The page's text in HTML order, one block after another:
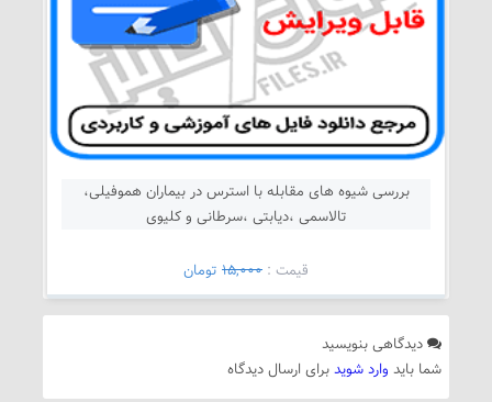
بررسی شیوه های مقابله با استرس در بیماران هموفیلی،
تالاسمی ،دیابتی ،سرطانی و کلیوی
قيمت : 15,000تومان
دیدگاهی بنویسید
شما باید وارد شویدبرای ارسال دیدگاه